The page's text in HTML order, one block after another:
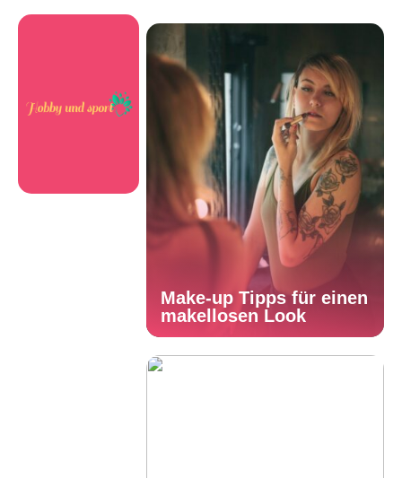
Make-up Tipps für einen
makellosen Look